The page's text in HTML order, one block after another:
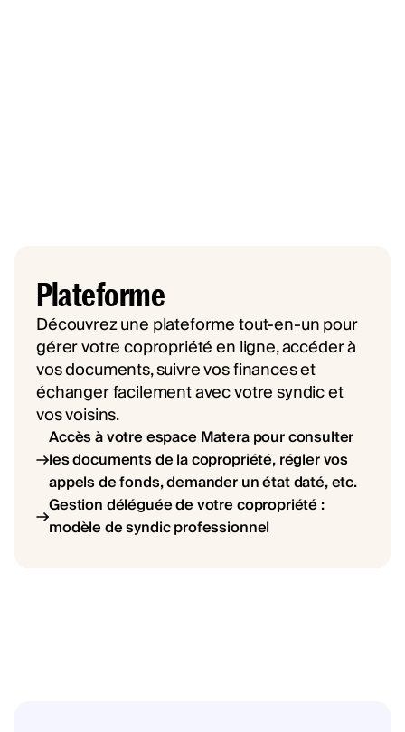
Plateforme
Découvrez une plateforme tout-en-un pour
gérer votre copropriété en ligne, accéder à
vos documents, suivre vos finances et
échanger facilement avec votre syndic et
vos voisins.
Accès à votre espace Matera pour consulter
les documents de la copropriété, régler vos
appels de fonds, demander un état daté, etc.
Gestion déléguée de votre copropriété :
modèle de syndic professionnel